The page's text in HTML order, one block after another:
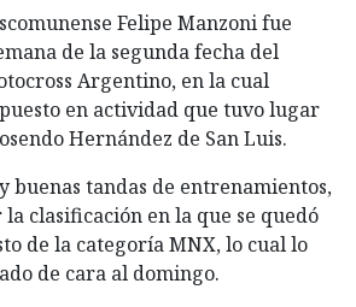
Felipe Manzoni fue
de la segunda fecha del
Argentino, en la cual
en actividad que tuvo lugar
Hernández de San Luis.
buenas tandas de entrenamientos,
clasificación en la que se quedó
de la categoría MNX, lo cual lo
de cara al domingo.